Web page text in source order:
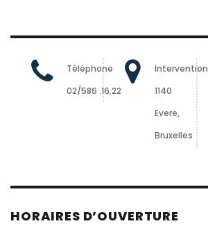
Téléphone
02/586 .16.22
Intervention
1140
Evere,
Bruxelles
HORAIRES D’OUVERTURE